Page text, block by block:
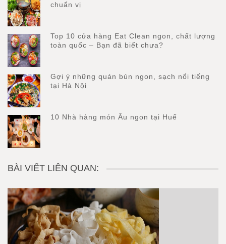
chuẩn vị
Top 10 cửa hàng Eat Clean ngon, chất lượng
toàn quốc – Bạn đã biết chưa?
Gợi ý những quán bún ngon, sạch nổi tiếng
tại Hà Nội
10 Nhà hàng món Âu ngon tại Huế
BÀI VIẾT LIÊN QUAN: